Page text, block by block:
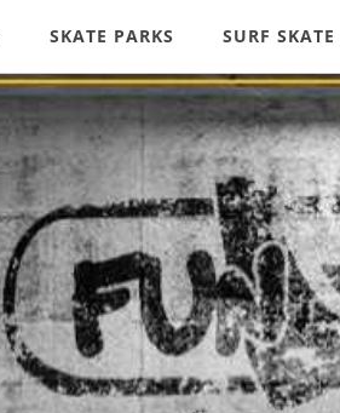
SKATE PARKS SURF SKATE